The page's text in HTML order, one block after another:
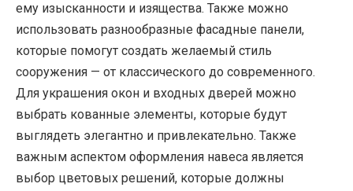
ему изысканности и изящества. Также можно
использовать разнообразные фасадные панели,
которые помогут создать желаемый стиль
сооружения — от классического до современного.
Для украшения окон и входных дверей можно
выбрать кованные элементы, которые будут
выглядеть элегантно и привлекательно. Также
важным аспектом оформления навеса является
выбор цветовых решений, которые должны